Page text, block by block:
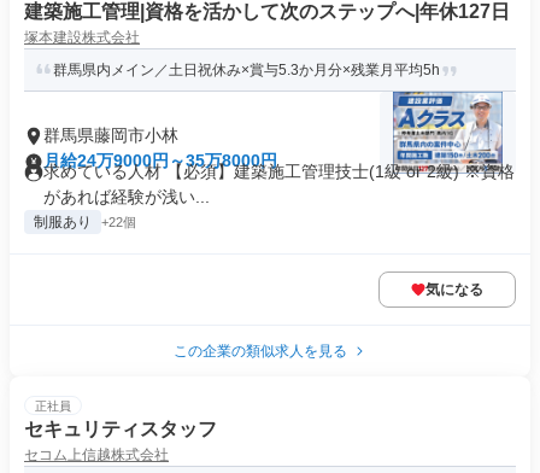
建築施工管理|資格を活かして次のステップへ|年休127日
塚本建設株式会社
群馬県内メイン／土日祝休み×賞与5.3か月分×残業月平均5h
群馬県藤岡市小林
月給24万9000円～35万8000円
求めている人材 【必須】建築施工管理技士(1級 or 2級) ※資格
があれば経験が浅い...
制服あり +22個
気になる
この企業の類似求人を見る
正社員
セキュリティスタッフ
セコム上信越株式会社